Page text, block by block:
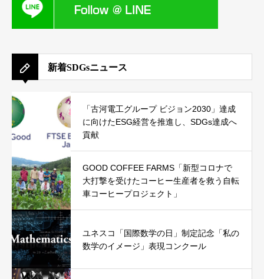
新着SDGsニュース
「古河電工グループ ビジョン2030」達成
に向けたESG経営を推進し、SDGs達成へ
貢献
GOOD COFFEE FARMS「新型コロナで
大打撃を受けたコーヒー生産者を救う自転
車コーヒープロジェクト」
ユネスコ「国際数学の日」制定記念「私の
数学のイメージ」表現コンクール